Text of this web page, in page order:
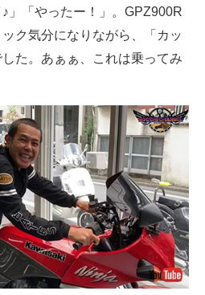
」「やったー！」。GPZ900R
ク気分になりながら、「カッ
た。あぁぁ、これは乗ってみ